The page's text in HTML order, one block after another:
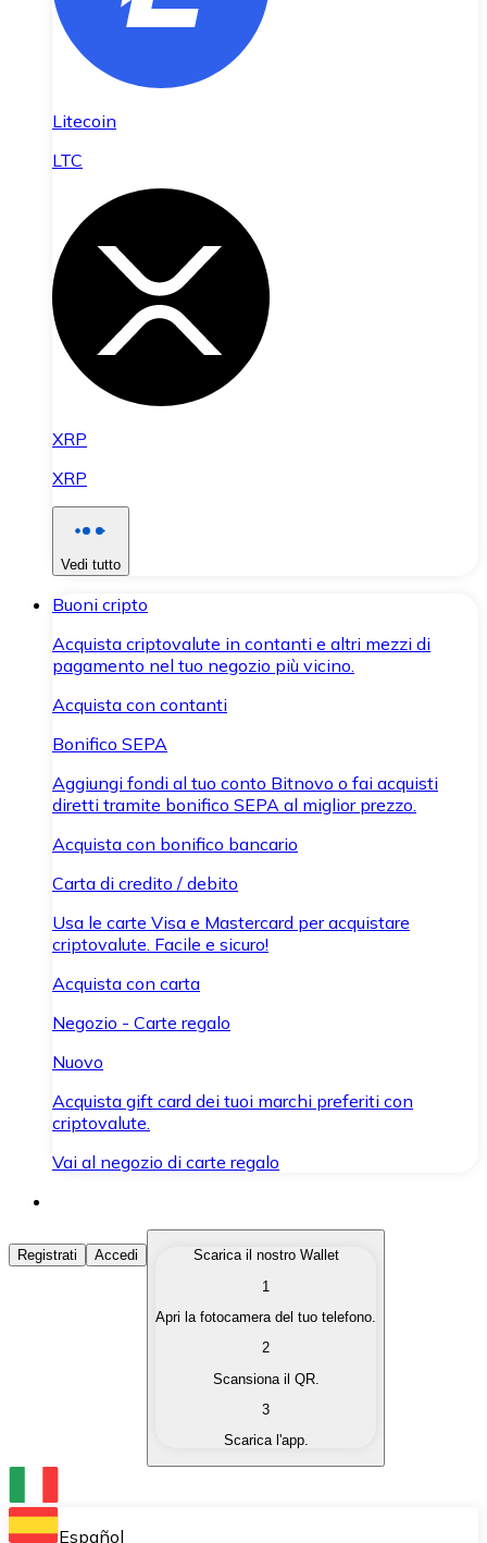
Litecoin
LTC
XRP
XRP
Vedi tutto
Buoni cripto
Acquista criptovalute in contanti e altri mezzi di
pagamento nel tuo negozio più vicino.
Acquista con contanti
Bonifico SEPA
Aggiungi fondi al tuo conto Bitnovo o fai acquisti
diretti tramite bonifico SEPA al miglior prezzo.
Acquista con bonifico bancario
Carta di credito / debito
Usa le carte Visa e Mastercard per acquistare
criptovalute. Facile e sicuro!
Acquista con carta
Negozio - Carte regalo
Nuovo
Acquista gift card dei tuoi marchi preferiti con
criptovalute.
Vai al negozio di carte regalo
Acquista Criptovalute
Acquista le criptovalute che ti interessano in modo
Converti le tue criptovalute in valuta fiat quando ne
Scambia una criptovaluta con un'altra
Conserva le tue cripto in un Wallet self-custodial.
Registrati Accedi
Scarica il nostro Wallet
1
Apri la fotocamera del tuo telefono.
2
Scansiona il QR.
3
Scarica l'app.
Español